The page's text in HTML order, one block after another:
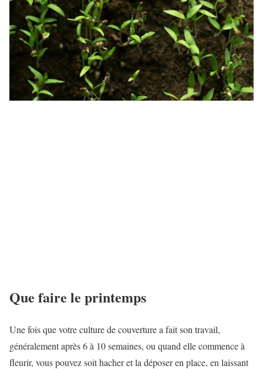
Que faire le printemps
Une fois que votre culture de couverture a fait son travail,
généralement après 6 à 10 semaines, ou quand elle commence à
fleurir, vous pouvez soit hacher et la déposer en place, en laissant